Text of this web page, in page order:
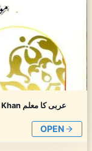
Arabi Ka Muallim By Mawlawi Abdul Sattar Khan عربی کا معلم
OPEN